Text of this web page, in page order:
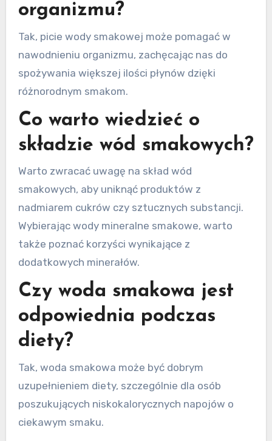
organizmu?
Tak, picie wody smakowej może pomagać w
nawodnieniu organizmu, zachęcając nas do
spożywania większej ilości płynów dzięki
różnorodnym smakom.
Co warto wiedzieć o
składzie wód smakowych?
Warto zwracać uwagę na skład wód
smakowych, aby uniknąć produktów z
nadmiarem cukrów czy sztucznych substancji.
Wybierając wody mineralne smakowe, warto
także poznać korzyści wynikające z
dodatkowych minerałów.
Czy woda smakowa jest
odpowiednia podczas
diety?
Tak, woda smakowa może być dobrym
uzupełnieniem diety, szczególnie dla osób
poszukujących niskokalorycznych napojów o
ciekawym smaku.